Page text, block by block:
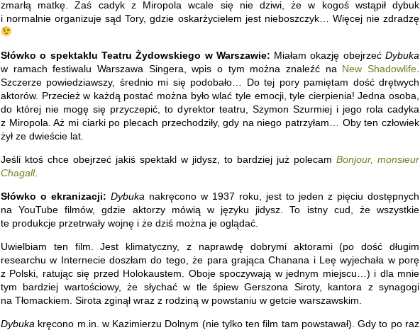
zmarłą matkę. Zaś cadyk z Miropola wcale się nie dziwi, że w kogoś wstąpił dybuk
i normalnie organizuje sąd Tory, gdzie oskarżycielem jest nieboszczyk… Więcej nie zdradzę
Słówko o spektaklu Teatru Żydowskiego w Warszawie: Miałam okazję obejrzećDybuka
w ramach festiwalu Warszawa Singera, wpis o tym można znaleźć na New Shadowlife
Szczerze powiedziawszy, średnio mi się podobało… Do tej pory pamiętam dość drętwych
aktorów. Przecież w każdą postać można było wlać tyle emocji, tyle cierpienia! Jedna osoba,
do której nie mogę się przyczepić, to dyrektor teatru, Szymon Szurmiej i jego rola cadyka
z Miropola. Aż mi ciarki po plecach przechodziły, gdy na niego patrzyłam… Oby ten człowiek
żył ze dwieście lat.
Jeśli ktoś chce obejrzeć jakiś spektakl w jidysz, to bardziej już polecam Bonjour, monsieur
Chagall.
Słówko o ekranizacji: Dybuka nakręcono w 1937 roku, jest to jeden z pięciu dostępnych
na YouTube filmów, gdzie aktorzy mówią w języku jidysz. To istny cud, że wszystkie
te produkcje przetrwały wojnę i że dziś można je oglądać.
Uwielbiam ten film. Jest klimatyczny, z naprawdę dobrymi aktorami (po dość długim
researchu w Internecie doszłam do tego, że para grająca Chanana i Leę wyjechała w porę
z Polski, ratując się przed Holokaustem. Oboje spoczywają w jednym miejscu…) i dla mnie
tym bardziej wartościowy, że słychać w tle śpiew Gerszona Siroty, kantora z synagogi
na Tłomackiem. Sirota zginął wraz z rodziną w powstaniu w getcie warszawskim.
Dybuka kręcono m.in. w Kazimierzu Dolnym (nie tylko ten film tam powstawał). Gdy to po raz